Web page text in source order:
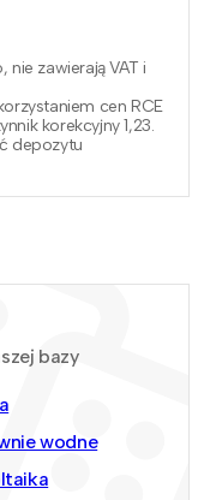
zawierają VAT i
cen RCE
korekcyjny 1,23.
depozytu
bazy
wodne